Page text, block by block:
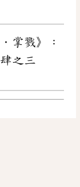
掌戮》：
之三